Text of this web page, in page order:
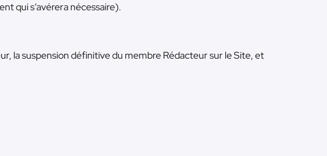
qui s’avérera nécessaire).
la suspension définitive du membre Rédacteur sur le Site, et